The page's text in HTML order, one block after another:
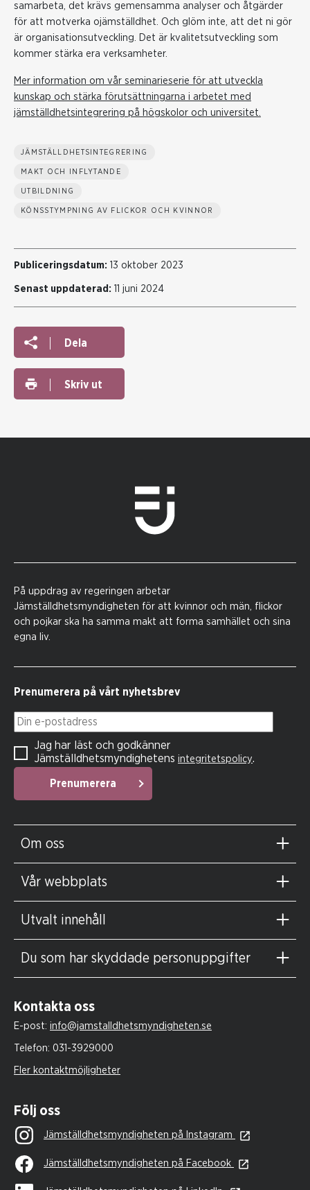
samarbeta, det krävs gemensamma analyser och åtgärder
för att motverka ojämställdhet. Och glöm inte, att det ni gör
är organisationsutveckling. Det är kvalitetsutveckling som
kommer stärka era verksamheter.
Mer information om vår seminarieserie för att utveckla
kunskap och stärka förutsättningarna i arbetet med
jämställdhetsintegrering på högskolor och universitet.
JÄMSTÄLLDHETSINTEGRERING
MAKT OCH INFLYTANDE
UTBILDNING
KÖNSSTYMPNING AV FLICKOR OCH KVINNOR
Publiceringsdatum: 13 oktober 2023
Senast uppdaterad: 11 juni 2024
Dela
Skriv ut
På uppdrag av regeringen arbetar
Jämställdhetsmyndigheten för att kvinnor och män, flickor
och pojkar ska ha samma makt att forma samhället och sina
egna liv.
Prenumerera på vårt nyhetsbrev
Din e-postadress
Prenumerera
Jag har läst och godkänner
Jämställdhetsmyndighetens integritetspolicy.
Om oss
Vår webbplats
Utvalt innehåll
Du som har skyddade personuppgifter
Kontakta oss
E-post: info@jamstalldhetsmyndigheten.se
Telefon: 031-3929000
Fler kontaktmöjligheter
Följ oss
Jämställdhetsmyndigheten på Instagram
Jämställdhetsmyndigheten på Facebook